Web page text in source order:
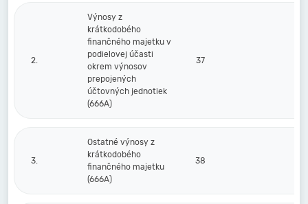
2.
Výnosy z
krátkodobého
finančného majetku v
podielovej účasti
okrem výnosov
prepojených
účtovných jednotiek
(666A)
37
3.
Ostatné výnosy z
krátkodobého
finančného majetku
(666A)
38